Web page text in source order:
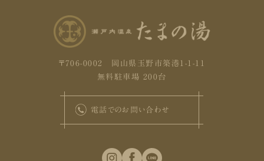
〒706-0002 岡山県玉野市築港1-1-11
無料駐車場 200台
電話でのお問い合わせ